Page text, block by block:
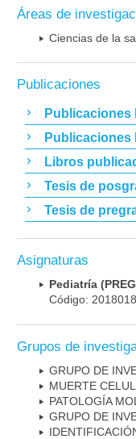
Áreas de
Ciencias de la
Publicaciones
Publicaciones
Publicaciones
Libros
Tesis de
Tesis de
Asignaturas
Pediatría
Código:
Grupos de
GRUPO DE
MUERTE
PATOLOGÍA
GRUPO DE